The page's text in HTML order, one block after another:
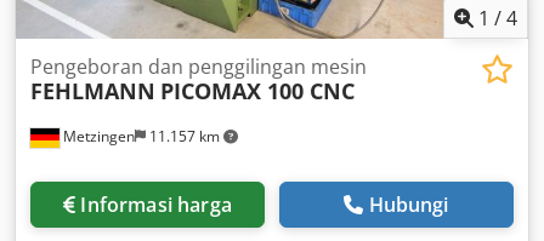
1 /4
Metzingen 11.157 km
Pengeboran dan penggilingan mesin
FEHLMANN PICOMAX 100 CNC
Informasi harga Hubungi